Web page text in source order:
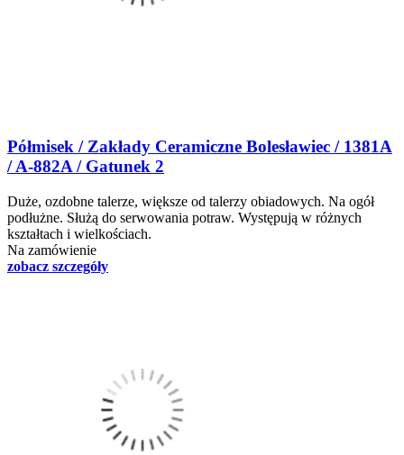
Półmisek / Zakłady Ceramiczne Bolesławiec / 1381A
/ A-882A / Gatunek 2
Duże, ozdobne talerze, większe od talerzy obiadowych. Na ogół
podłużne. Służą do serwowania potraw. Występują w różnych
kształtach i wielkościach.
Na zamówienie
zobacz szczegóły